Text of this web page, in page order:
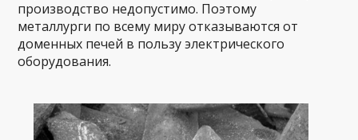
производство недопустимо. Поэтому
металлурги по всему миру отказываются от
доменных печей в пользу электрического
оборудования.